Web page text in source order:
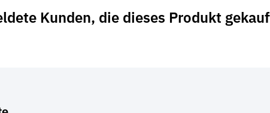
Kunden, die dieses Produkt